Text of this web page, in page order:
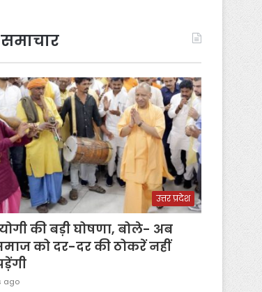
उत्तर प्रदेश
की बड़ी घोषणा, बोले- अब
को दर-दर की ठोकरें नहीं
ago